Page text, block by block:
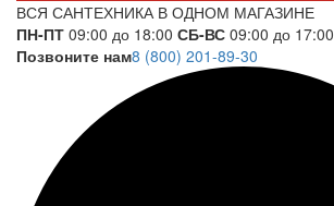
ВСЯ САНТЕХНИКА В ОДНОМ МАГАЗИНЕ
ПН-ПТ 09:00 до 18:00 СБ-ВС 09:00 до 17:00
Позвоните нам8 (800) 201-89-30